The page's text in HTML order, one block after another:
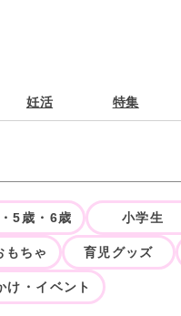
妊活 特集
5歳・6歳 小学生
もちゃ 育児グッズ
け・イベント